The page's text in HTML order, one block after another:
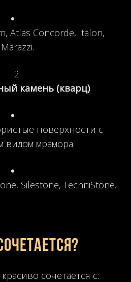
Atlas Concorde, Italon,
Marazzi.
камень (кварц)
поверхности с
мрамора.
Silestone, TechniStone.
сочетается с: